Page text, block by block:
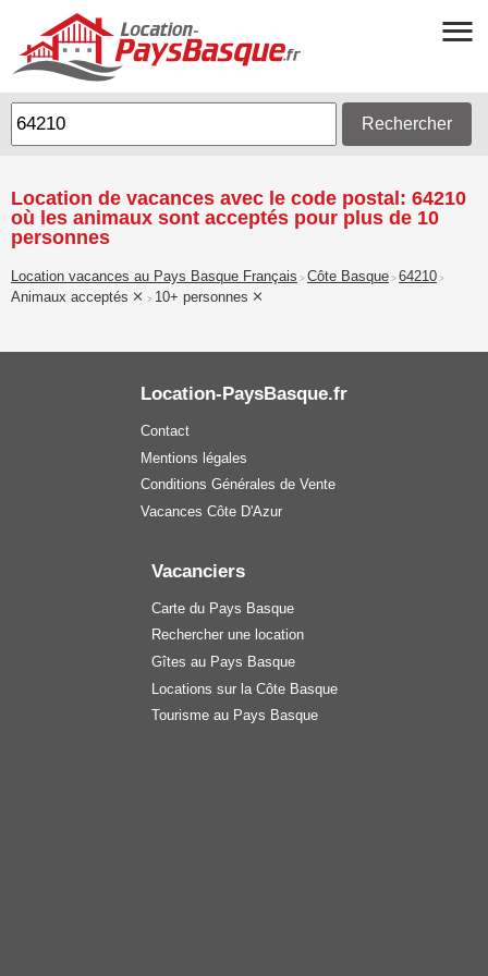
Rechercher
Location de vacances avec le code postal: 64210
où les animaux sont acceptés pour plus de 10
personnes
Location vacances au Pays Basque Français > Côte Basque > 64210 >
Animaux acceptés > 10+ personnes
Location-PaysBasque.fr
Contact
Mentions légales
Conditions Générales de Vente
Vacances Côte D'Azur
Vacanciers
Carte du Pays Basque
Rechercher une location
Gîtes au Pays Basque
Locations sur la Côte Basque
Tourisme au Pays Basque